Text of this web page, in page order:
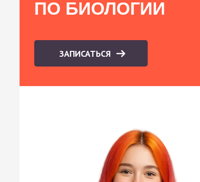
ПО БИОЛОГИИ
ЗАПИСАТЬСЯ